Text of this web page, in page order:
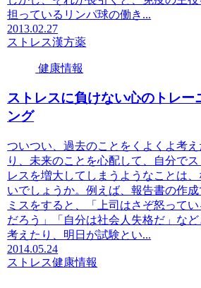
担っているリンパ球の働き...
2013.02.27
ストレス漢方薬
健康情報
ストレスに負けない心のトレー
ング
ついつい、過去のことをくよくよ考え
り、未来のことを心配して、自分でス
レスを増大してしまうようなことは、
いでしょうか。例えば、報告書の作
ミスをすると、「上司はさぞ怒ってい
だろう」「自分は社会人失格だ」など
考えたり、明日が試験とい...
2014.05.24
ストレス健康情報